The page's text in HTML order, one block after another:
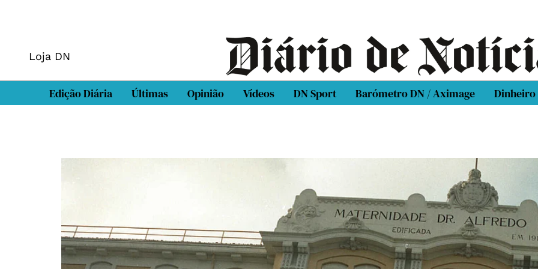
Loja DN
Edição Diária Últimas Opinião Vídeos DN Sport Barómetro DN / Aximage Dinheiro